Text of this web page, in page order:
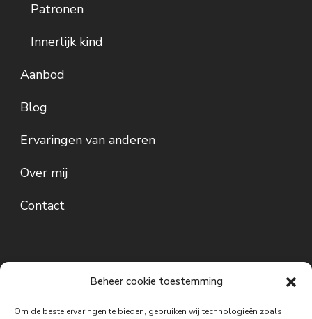
Beheer cookie toestemming
Om de beste ervaringen te bieden, gebruiken wij technologieën zoals
Patronen
Innerlijk kind
Aanbod
Blog
Ervaringen van anderen
Over mij
Contact